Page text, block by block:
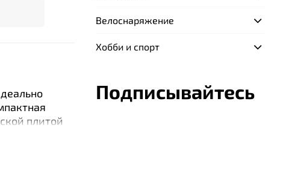
плитой
Велоснаряжение
Хобби и спорт
Подписывайтесь